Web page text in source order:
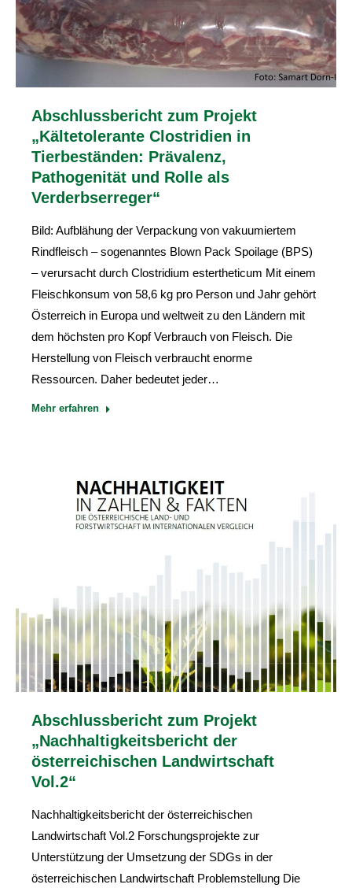
Abschlussbericht zum Projekt
„Kältetolerante Clostridien in
Tierbeständen: Prävalenz,
Pathogenität und Rolle als
Verderbserreger“
Bild: Aufblähung der Verpackung von vakuumiertem
Rindfleisch – sogenanntes Blown Pack Spoilage (BPS)
– verursacht durch Clostridium estertheticum Mit einem
Fleischkonsum von 58,6 kg pro Person und Jahr gehört
Österreich in Europa und weltweit zu den Ländern mit
dem höchsten pro Kopf Verbrauch von Fleisch. Die
Herstellung von Fleisch verbraucht enorme
Ressourcen. Daher bedeutet jeder…
Mehr erfahren
Abschlussbericht zum Projekt
„Nachhaltigkeitsbericht der
österreichischen Landwirtschaft
Vol.2“
Nachhaltigkeitsbericht der österreichischen
Landwirtschaft Vol.2 Forschungsprojekte zur
Unterstützung der Umsetzung der SDGs in der
österreichischen Landwirtschaft Problemstellung Die